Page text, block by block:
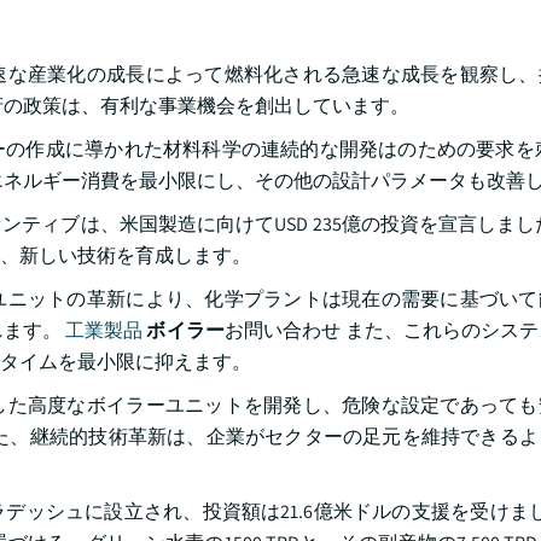
産業化の成長によって燃料化される急速な成長を観察し
政策は、有利な事業機会を創出しています。
作成に導かれた材料科学の連続的な開発はのための要求
ルギー消費を最小限にし、その他の設計パラメータも改善
ティブは、米国製造に向けてUSD 235億の投資を宣言しま
新しい技術を育成します。
ットの革新により、化学プラントは現在の需要に基づい
す。 工業製品ボイラーお問い合わせ また、これらのシス
イムを最小限に抑えます。
高度なボイラーユニットを開発し、危険な設定であって
継続的技術革新は、企業がセクターの足元を維持できる
ッシュに設立され、投資額は21.6億米ドルの支援を受けま